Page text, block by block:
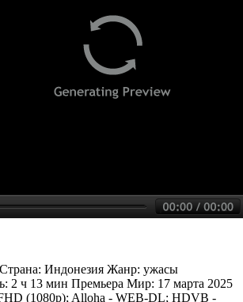
Индонезия Жанр: ужасы
2 ч 13 мин Премьера Мир: 17 марта 2025
(1080p); Alloha - WEB-DL; HDVB -